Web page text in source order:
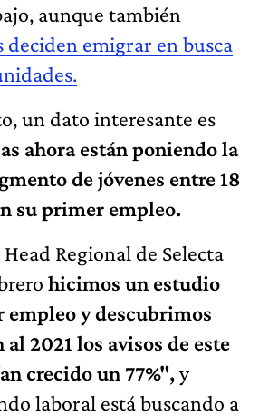
aunque también
deciden emigrar en busca
un dato interesante es
ahora están poniendo la
de jóvenes entre 18
su primer empleo.
Head Regional de Selecta
hicimos un estudio
empleo y descubrimos
2021 los avisos de este
crecido un 77%",y
laboral está buscando a